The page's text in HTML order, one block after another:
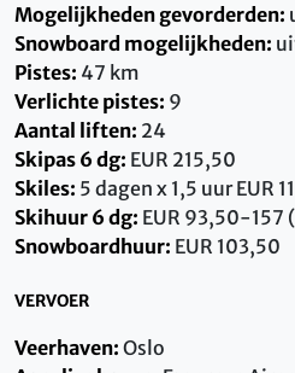
Mogelijkheden gevorderden:
Snowboard mogelijkheden:
Pistes: 47 km
Verlichte pistes: 9
Aantal liften: 24
Skipas 6 dg: EUR 215,50
Skiles: 5 dagen x 1,5 uur EUR
Skihuur 6 dg: EUR 93,50-157
Snowboardhuur: EUR 103,50
VERVOER
Veerhaven: Oslo